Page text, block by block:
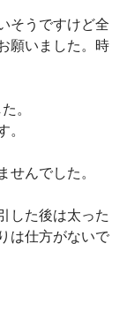
そうですけど全
願いました。時
。
んでした。
した後は太った
は仕方がないで